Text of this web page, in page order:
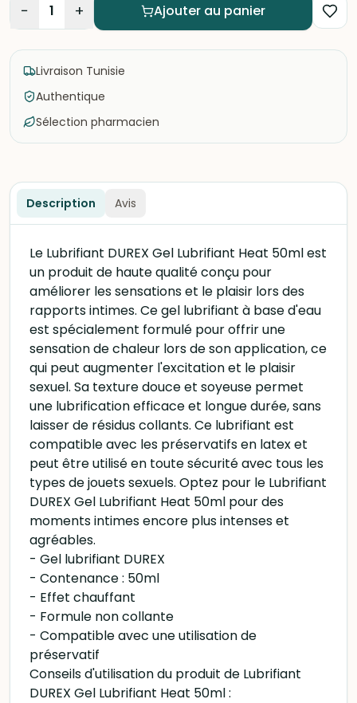
− 1 + Ajouter au panier
Livraison Tunisie
Authentique
Sélection pharmacien
Description Avis
Le Lubrifiant DUREX Gel Lubrifiant Heat 50ml est
un produit de haute qualité conçu pour
améliorer les sensations et le plaisir lors des
rapports intimes. Ce gel lubrifiant à base d'eau
est spécialement formulé pour offrir une
sensation de chaleur lors de son application, ce
qui peut augmenter l'excitation et le plaisir
sexuel. Sa texture douce et soyeuse permet
une lubrification efficace et longue durée, sans
laisser de résidus collants. Ce lubrifiant est
compatible avec les préservatifs en latex et
peut être utilisé en toute sécurité avec tous les
types de jouets sexuels. Optez pour le Lubrifiant
DUREX Gel Lubrifiant Heat 50ml pour des
moments intimes encore plus intenses et
agréables.
- Gel lubrifiant DUREX
- Contenance : 50ml
- Effet chauffant
- Formule non collante
- Compatible avec une utilisation de
préservatif
Conseils d'utilisation du produit de Lubrifiant
DUREX Gel Lubrifiant Heat 50ml :